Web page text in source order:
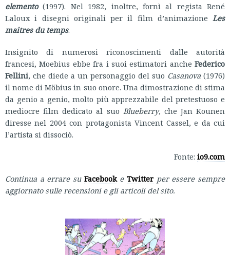
elemento(1997). Nel 1982, inoltre, fornì al regista René
Laloux i disegni originali per il film d’animazione Les
maitres du temps.
Insignito di numerosi riconoscimenti dalle autorità
francesi, Moebius ebbe fra i suoi estimatori anche Federico
Fellini, che diede a un personaggio del suo Casanova (1976)
il nome di Möbius in suo onore. Una dimostrazione di stima
da genio a genio, molto più apprezzabile del pretestuoso e
mediocre film dedicato al suo Blueberry, che Jan Kounen
diresse nel 2004 con protagonista Vincent Cassel, e da cui
l’artista si dissociò.
Fonte: io9.com
Continua a errare su FacebookeTwitter per essere sempre
aggiornato sulle recensioni e gli articoli del sito.